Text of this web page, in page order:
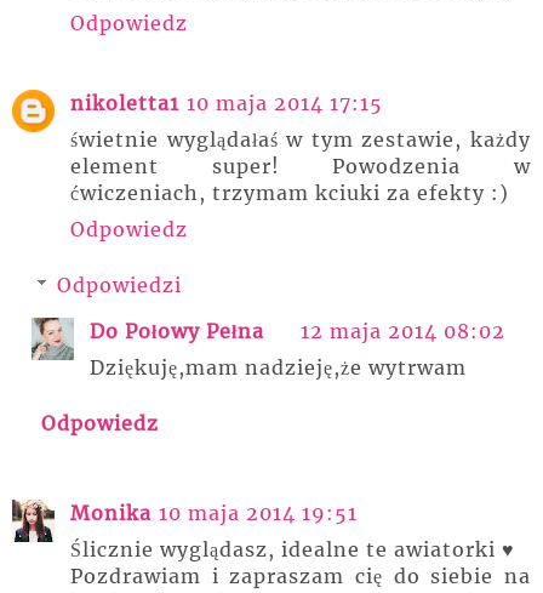
Odpowiedz
nikoletta1 10 maja 2014 17:15
świetnie wyglądałaś w tym zestawie, każdy
element super! Powodzenia w
ćwiczeniach, trzymam kciuki za efekty :)
Odpowiedz
Odpowiedzi
Do Połowy Pełna
12 maja 2014 08:02
Dziękuję,mam nadzieję,że wytrwam
Odpowiedz
Monika 10 maja 2014 19:51
Ślicznie wyglądasz, idealne te awiatorki ♥
Pozdrawiam i zapraszam cię do siebie na